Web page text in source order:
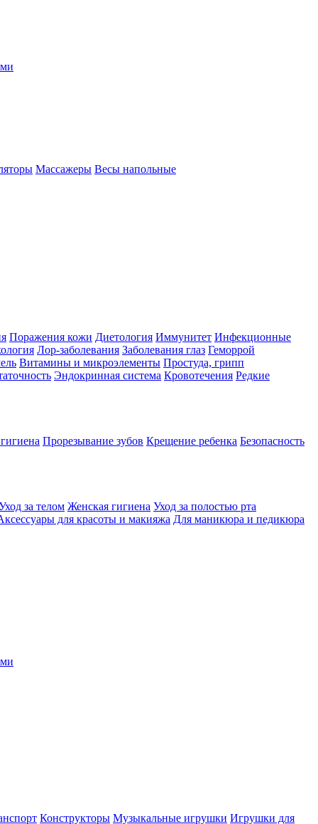
Массажеры Весы напольные
Поражения кожи Диетология Иммунитет Инфекционные
Лор-заболевания Заболевания глаз Геморрой
Витамины и микроэлементы Простуда, грипп
Эндокринная система Кровотечения Редкие
Прорезывание зубов Крещение ребенка Безопасность
за телом Женская гигиена Уход за полостью рта
для красоты и макияжа Для маникюра и педикюра
Конструкторы Музыкальные игрушки Игрушки для